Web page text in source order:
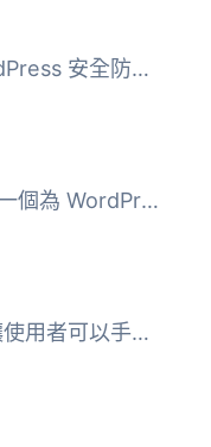
Loginizer 是一款 WordPress 安全防護外掛，主要用於阻擋暴力...
Redux Framework 是一個為 WordPress 主題和外掛設計的選項框...
Admin Menu Editor 讓使用者可以手動編輯控制台的選單。使用...